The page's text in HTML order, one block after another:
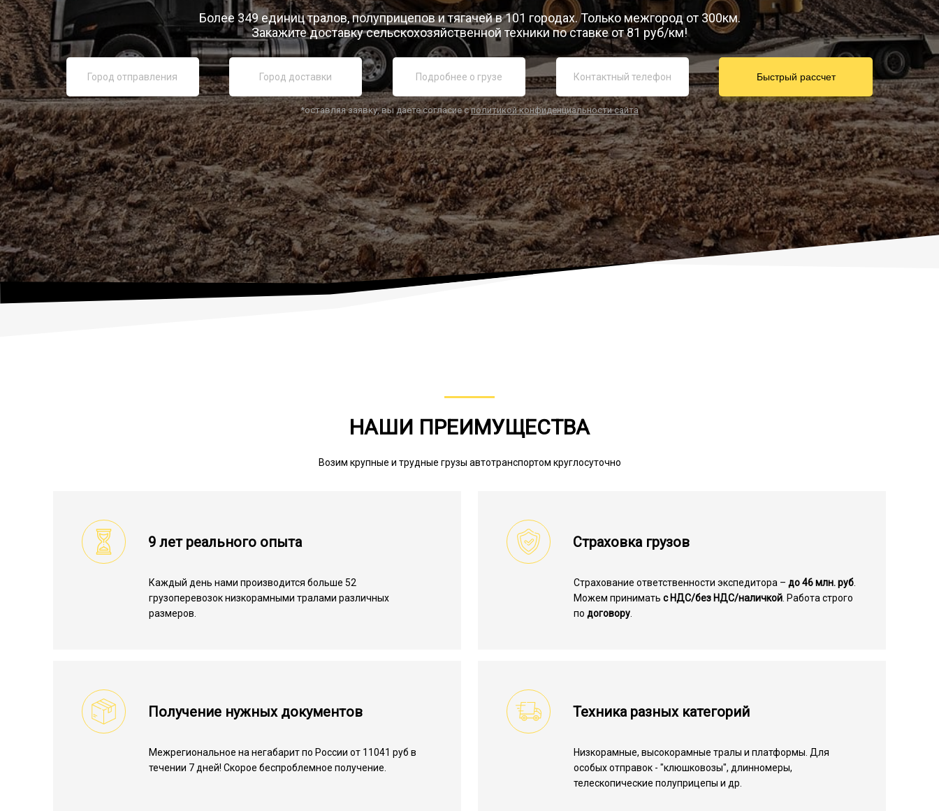
Более 349 единиц тралов, полуприцепов и тягачей в 101 городах. Только межгород от 300км.
Закажите доставку сельскохозяйственной техники по ставке от 81 руб/км!
*оставляя заявку, вы даете согласие сполитикой конфиденциальности сайта
НАШИ ПРЕИМУЩЕСТВА
Возим крупные и трудные грузы автотранспортом круглосуточно
9 лет реального опыта
Каждый день нами производится больше 52
грузоперевозок низкорамными тралами различных
размеров.
Страховка грузов
Страхование ответственности экспедитора –до 46 млн. руб
Можем приниматьс НДС/без НДС/наличкой . Работа строго
подоговору
Получение нужных документов
Межрегиональное на негабарит по России от 11041 руб в
течении 7 дней! Скорое беспроблемное получение.
Техника разных категорий
Низкорамные, высокорамные тралы и платформы. Для
особых отправок - "клюшковозы", длинномеры,
телескопические полуприцепы и др.